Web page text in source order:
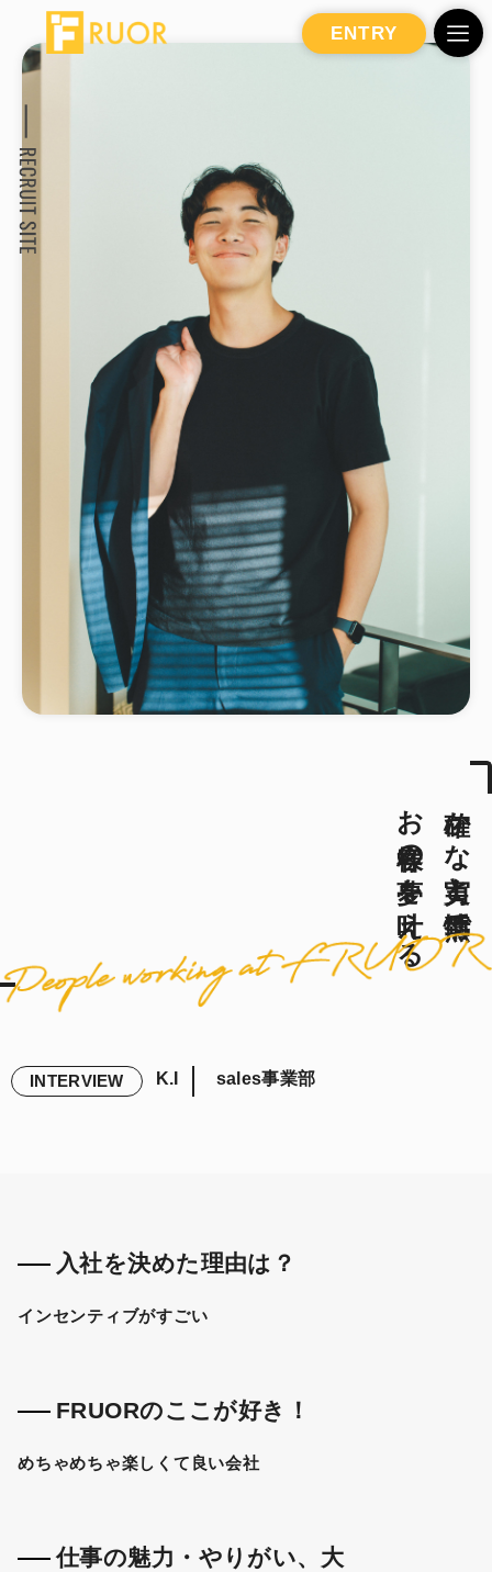
ENTRY
確かな実力と情熱で
お客様の夢を叶える
INTERVIEW K.I sales事業部
入社を決めた理由は？
インセンティブがすごい
FRUORのここが好き！
めちゃめちゃ楽しくて良い会社
仕事の魅力・やりがい、大